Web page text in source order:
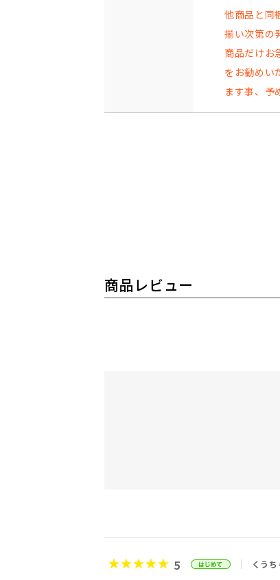
他商品と同
揃い次第の
商品だけお
をお勧めい
ます事、予
商品レビュー
5 くう